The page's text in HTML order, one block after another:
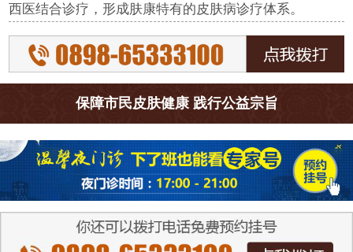
西医结合诊疗，形成肤康特有的皮肤病诊疗体系。
保障市民皮肤健康 践行公益宗旨